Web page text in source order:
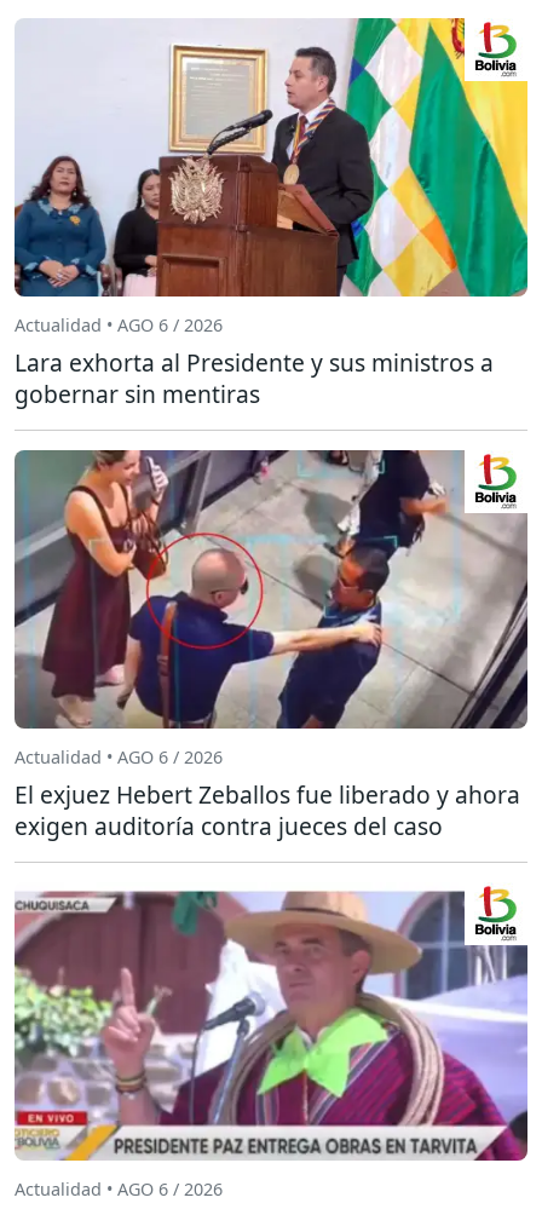
Actualidad • AGO 6 / 2026
Lara exhorta al Presidente y sus ministros a
gobernar sin mentiras
Actualidad • AGO 6 / 2026
El exjuez Hebert Zeballos fue liberado y ahora
exigen auditoría contra jueces del caso
Actualidad • AGO 6 / 2026